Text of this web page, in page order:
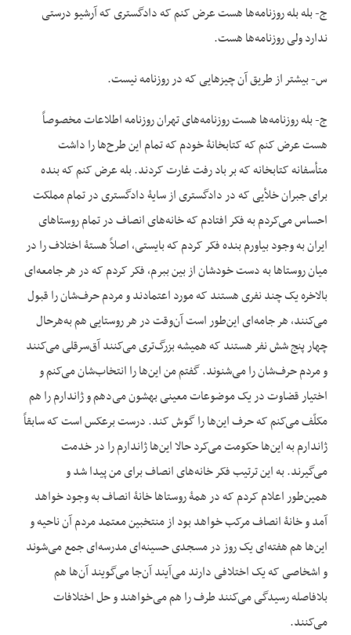
ج- بله بله روزنامه‌ها هست عرض کنم که دادگستری که آرشیو درستی
ندارد ولی روزنامه‌ها هست.
س- بیشتر از طریق آن چیزهایی که در روزنامه نیست.
ج- بله روزنامه‌ها هست روزنامه‌های تهران روزنامه اطلاعات مخصوصاً
هست عرض کنم که کتابخانۀ خودم که تمام این طرح‌ها را داشت
متأسفانه کتابخانه که بر باد رفت غارت کردند. بله عرض کنم که بنده
برای جبران خلأیی که در دادگستری از سایۀ دادگستری در تمام مملکت
احساس می‌کردم به فکر افتادم که خانه‌های انصاف در تمام روستاهای
ایران به وجود بیاورم بنده فکر کردم که بایستی، اصلاً هستۀ اختلاف را در
میان روستاها به دست خودشان از بین ببرم، فکر کردم که در هر جامعه‌ای
بالاخره یک چند نفری هستند که مورد اعتمادند و مردم حرف‌شان را قبول
می‌کنند، هر جامه‌ای این‌طور است آن‌وقت در هر روستایی هم به‌هرحال
چهار پنج شش نفر هستند که همیشه بزرگ‌تری می‌کنند آق‌سرقلی می‌کنند
و مردم حرف‌شان را می‌شنوند. گفتم من این‌ها را انتخاب‌شان می‌کنم و
اختیار قضاوت در یک موضوعات معینی بهشون می‌دهم و ژاندارم را هم
مکلّف می‌کنم که حرف این‌ها را گوش کند. درست برعکس است که سابقاً
ژاندارم به این‌ها حکومت می‌کرد حالا این‌ها ژاندارم را در خدمت
می‌گیرند. به این ترتیب فکر خانه‌های انصاف برای من پیدا شد و
همین‌طور اعلام کردم که در همۀ روستاها خانۀ انصاف به وجود خواهد
آمد و خانۀ انصاف مرکب خواهد بود از منتخبین معتمد مردم آن ناحیه و
این‌ها هم هفته‌ای یک روز در مسجدی حسینه‌ای مدرسه‌ای جمع می‌شوند
و اشخاصی که یک اختلافی دارند می‌آیند آن‌جا می‌گویند آن‌ها هم
بلافاصله رسیدگی می‌کنند طرف را هم می‌خواهند و حل اختلافات
می‌کنند.